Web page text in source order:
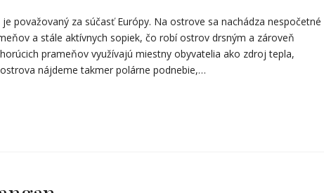
považovaný za súčasť Európy. Na ostrove sa nachádza nespočetné
a stále aktívnych sopiek, čo robí ostrov drsným a zároveň
prameňov využívajú miestny obyvatelia ako zdroj tepla,
nájdeme takmer polárne podnebie,…